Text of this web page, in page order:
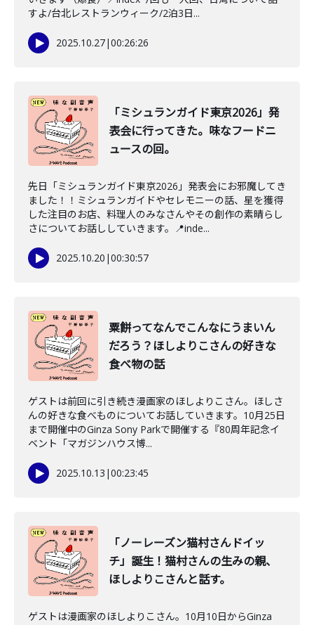
すよ/台北レストランウィーク/2泊3日...
2025.10.27|00:26:26
「ミシュランガイド東京2026」発
表会に行ってきた。味なフードニ
ュースの回。
先日「ミシュランガイド東京2026」発表会にお邪魔してき
ました！！ミシュランガイドやセレモニーの話、星を獲得
した注目のお店、料理人のみなさんやその創作の素晴らし
さについてお話ししていきます。📍inde...
2025.10.20 |00:30:57
粟餅ってなんでこんなにうまいん
だろう？ほしよりこさんの好きな
食べ物の話
ゲストは前回に引き続き漫画家のほしよりこさん。ほしさ
んの好きな食べものについてお話していきます。10月25日
まで開催中のGinza Sony Parkで開催する『80周年記念イ
ベント「マガジンハウス博...
2025.10.13 |00:23:45
「ノーレーズン猫村さんドイッ
チ」誕生！猫村さんの生みの親、
ほしよりこさんと話す。
ゲストは漫画家のほしよりこさん。10月10日からGinza